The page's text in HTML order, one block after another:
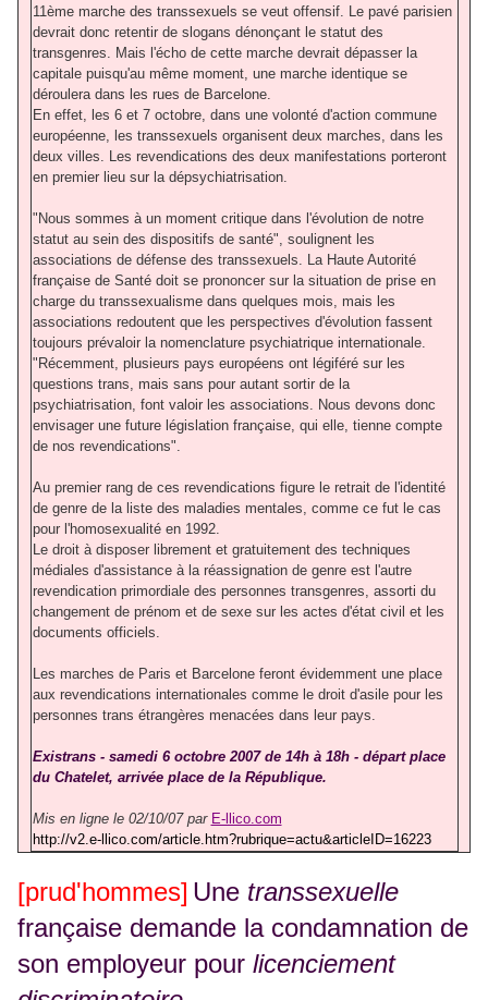
11ème marche des transsexuels se veut offensif. Le pavé parisien
devrait donc retentir de slogans dénonçant le statut des
transgenres. Mais l'écho de cette marche devrait dépasser la
capitale puisqu'au même moment, une marche identique se
déroulera dans les rues de Barcelone.
En effet, les 6 et 7 octobre, dans une volonté d'action commune
européenne, les transsexuels organisent deux marches, dans les
deux villes. Les revendications des deux manifestations porteront
en premier lieu sur la dépsychiatrisation.
"Nous sommes à un moment critique dans l'évolution de notre
statut au sein des dispositifs de santé", soulignent les
associations de défense des transsexuels. La Haute Autorité
française de Santé doit se prononcer sur la situation de prise en
charge du transsexualisme dans quelques mois, mais les
associations redoutent que les perspectives d'évolution fassent
toujours prévaloir la nomenclature psychiatrique internationale.
"Récemment, plusieurs pays européens ont légiféré sur les
questions trans, mais sans pour autant sortir de la
psychiatrisation, font valoir les associations. Nous devons donc
envisager une future législation française, qui elle, tienne compte
de nos revendications".
Au premier rang de ces revendications figure le retrait de l'identité
de genre de la liste des maladies mentales, comme ce fut le cas
pour l'homosexualité en 1992.
Le droit à disposer librement et gratuitement des techniques
médiales d'assistance à la réassignation de genre est l'autre
revendication primordiale des personnes transgenres, assorti du
changement de prénom et de sexe sur les actes d'état civil et les
documents officiels.
Les marches de Paris et Barcelone feront évidemment une place
aux revendications internationales comme le droit d'asile pour les
personnes trans étrangères menacées dans leur pays.
Existrans - samedi 6 octobre 2007 de 14h à 18h - départ place
du Chatelet, arrivée place de la République.
Mis en ligne le 02/10/07 par E-llico.com
http://v2.e-llico.com/article.htm?rubrique=actu&articleID=16223
[prud'hommes] Une transsexuelle
française demande la condamnation de
son employeur pour licenciement